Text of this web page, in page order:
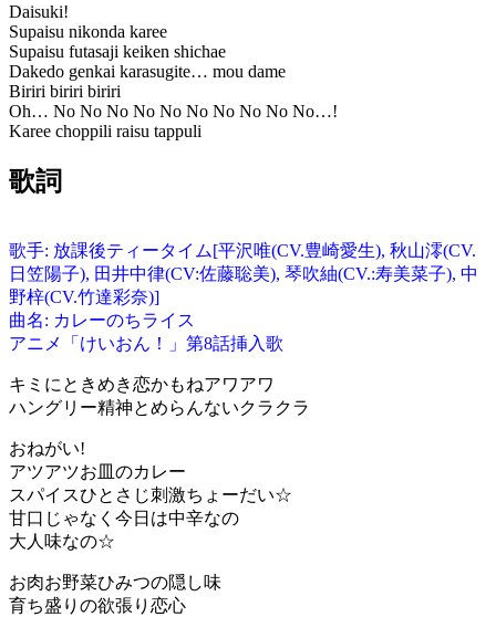
Daisuki!
Supaisu nikonda karee
Supaisu futasaji keiken shichae
Dakedo genkai karasugite… mou dame
Biriri biriri biriri
Oh… No No No No No No No No No No…!
Karee choppili raisu tappuli
歌詞
歌手: 放課後ティータイム[平沢唯(CV.豊崎愛生), 秋山澪(CV.
日笠陽子), 田井中律(CV:佐藤聡美), 琴吹紬(CV.:寿美菜子), 中
野梓(CV.竹達彩奈)]
曲名: カレーのちライス
アニメ「けいおん！」第8話挿入歌
キミにときめき恋かもねアワアワ
ハングリー精神とめらんないクラクラ
おねがい!
アツアツお皿のカレー
スパイスひとさじ刺激ちょーだい☆
甘口じゃなく今日は中辛なの
大人味なの☆
お肉お野菜ひみつの隠し味
育ち盛りの欲張り恋心